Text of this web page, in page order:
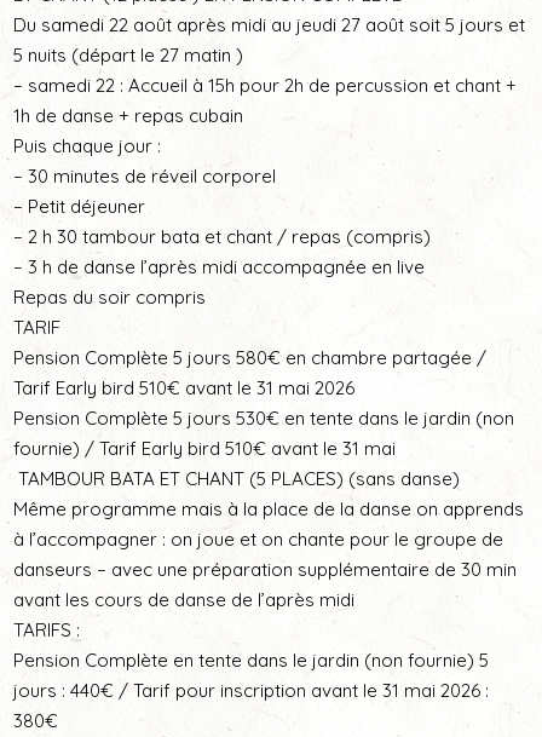
Du samedi 22 août après midi au jeudi 27 août soit 5 jours et
5 nuits (départ le 27 matin )
– samedi 22 : Accueil à 15h pour 2h de percussion et chant +
1h de danse + repas cubain
Puis chaque jour :
– 30 minutes de réveil corporel
– Petit déjeuner
– 2 h 30 tambour bata et chant / repas (compris)
– 3 h de danse l’après midi accompagnée en live
Repas du soir compris
TARIF
Pension Complète 5 jours 580€ en chambre partagée /
Tarif Early bird 510€ avant le 31 mai 2026
Pension Complète 5 jours 530€ en tente dans le jardin (non
fournie) / Tarif Early bird 510€ avant le 31 mai
TAMBOUR BATA ET CHANT (5 PLACES) (sans danse)
Même programme mais à la place de la danse on apprends
à l’accompagner : on joue et on chante pour le groupe de
danseurs – avec une préparation supplémentaire de 30 min
avant les cours de danse de l’après midi
TARIFS :
Pension Complète en tente dans le jardin (non fournie) 5
jours : 440€ / Tarif pour inscription avant le 31 mai 2026 :
380€